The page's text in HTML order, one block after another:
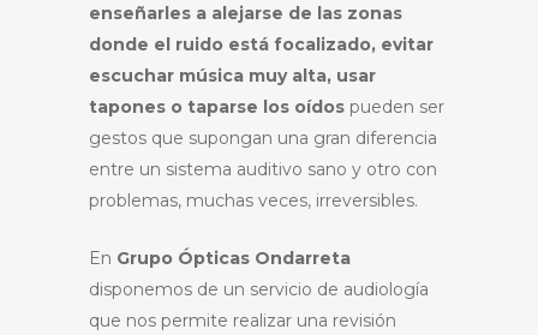
enseñarles a alejarse de las zonas
donde el ruido está focalizado, evitar
escuchar música muy alta, usar
tapones o taparse los oídos pueden ser
gestos que supongan una gran diferencia
entre un sistema auditivo sano y otro con
problemas, muchas veces, irreversibles.
En Grupo Ópticas Ondarreta
disponemos de un servicio de audiología
que nos permite realizar una revisión